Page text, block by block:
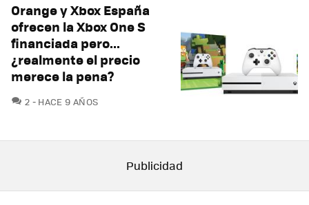
Orange y Xbox España
ofrecen la Xbox One S
financiada pero...
¿realmente el precio
merece la pena?
2 COMENTARIOS
HACE 9 AÑOS